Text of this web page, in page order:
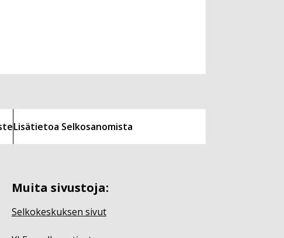
Lisätietoa Selkosanomista
Muita sivustoja:
Selkokeskuksen sivut